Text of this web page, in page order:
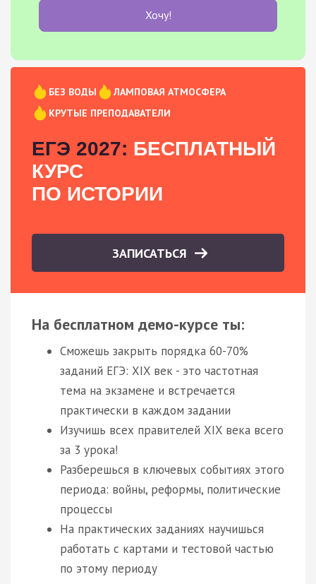
Хочу!
БЕЗ ВОДЫ
ЛАМПОВАЯ АТМОСФЕРА
КРУТЫЕ ПРЕПОДАВАТЕЛИ
ЕГЭ 2027: БЕСПЛАТНЫЙ
КУРС
ПО ИСТОРИИ
ЗАПИСАТЬСЯ
На бесплатном демо-курсе ты:
Сможешь закрыть порядка 60-70%
заданий ЕГЭ: XIX век - это частотная
тема на экзамене и встречается
практически в каждом задании
Изучишь всех правителей XIX века всего
за 3 урока!
Разберешься в ключевых событиях этого
периода: войны, реформы, политические
процессы
На практических заданиях научишься
работать с картами и тестовой частью
по этому периоду